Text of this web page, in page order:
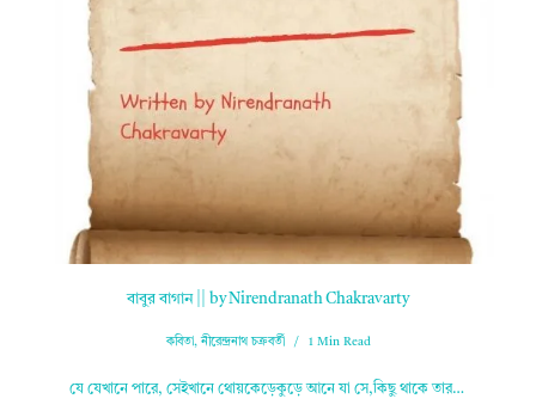
বাবুর বাগান || by Nirendranath Chakravarty
কবিতা,নীরেন্দ্রনাথ চক্রবর্তী 1 Min Read
যে যেখানে পারে, সেইখানে থোয়কেড়েকুড়ে আনে যা সে,কিছু থাকে তার…